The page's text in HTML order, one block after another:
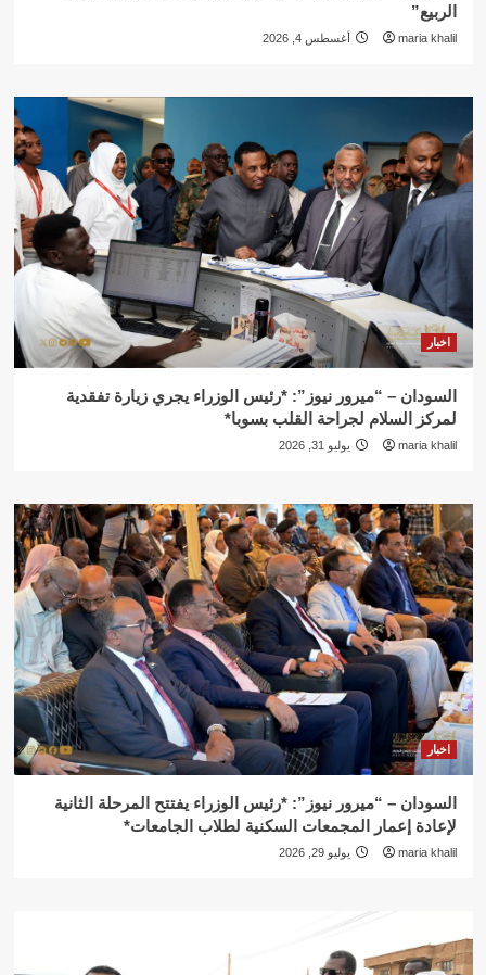
الربيع”
maria khalil أغسطس 4, 2026
اخبار
السودان – “ميرور نيوز”: *رئيس الوزراء يجري زيارة تفقدية
لمركز السلام لجراحة القلب بسوبا*
maria khalil يوليو 31, 2026
اخبار
السودان – “ميرور نيوز”: *رئيس الوزراء يفتتح المرحلة الثانية
لإعادة إعمار المجمعات السكنية لطلاب الجامعات*
maria khalil يوليو 29, 2026